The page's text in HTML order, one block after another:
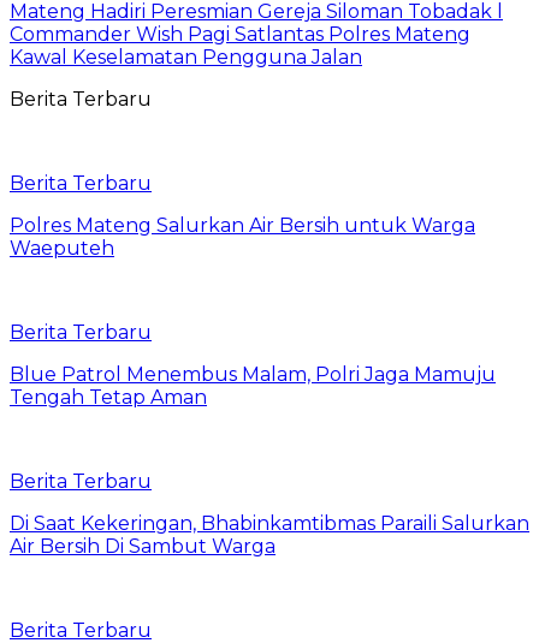
Mateng Hadiri Peresmian Gereja Siloman Tobadak l
Commander Wish Pagi Satlantas Polres Mateng
Kawal Keselamatan Pengguna Jalan
Berita Terbaru
Berita Terbaru
Polres Mateng Salurkan Air Bersih untuk Warga
Waeputeh
Berita Terbaru
Blue Patrol Menembus Malam, Polri Jaga Mamuju
Tengah Tetap Aman
Berita Terbaru
Di Saat Kekeringan, Bhabinkamtibmas Paraili Salurkan
Air Bersih Di Sambut Warga
Berita Terbaru